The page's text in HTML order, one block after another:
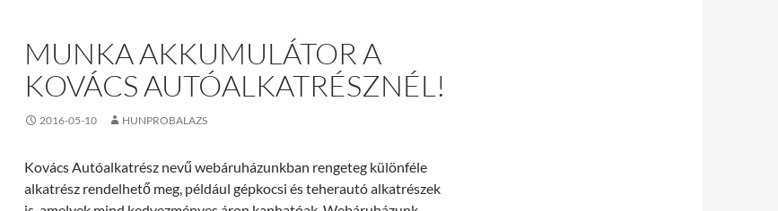
MUNKA AKKUMULÁTOR A
KOVÁCS AUTÓALKATRÉSZNÉL!
2016-05-10 HUNPROBALAZS
Kovács Autóalkatrész nevű webáruházunkban rengeteg különféle
alkatrész rendelhető meg, például gépkocsi és teherautó alkatrészek